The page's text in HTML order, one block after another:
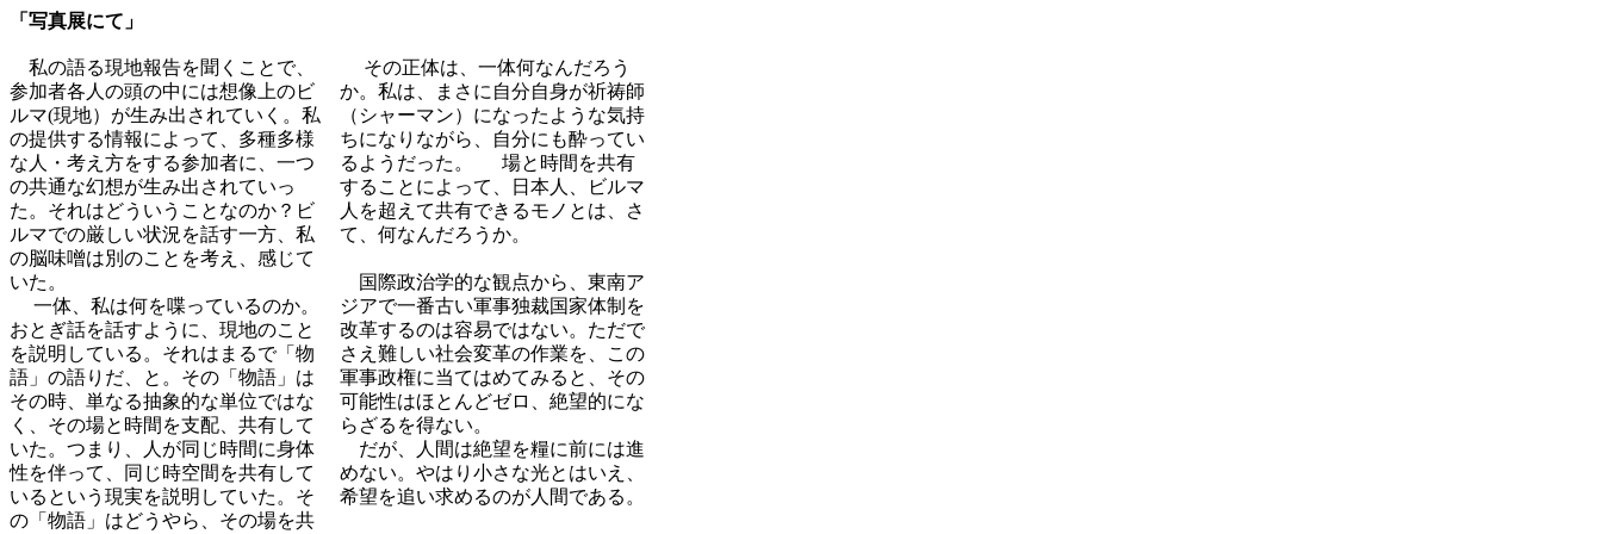
「写真展にて」
私の語る現地報告を聞くことで、
参加者各人の頭の中には想像上のビ
ルマ(現地）が生み出されていく。私
の提供する情報によって、多種多様
な人・考え方をする参加者に、一つ
の共通な幻想が生み出されていっ
た。それはどういうことなのか？ビ
ルマでの厳しい状況を話す一方、私
の脳味噌は別のことを考え、感じて
いた。
一体、私は何を喋っているのか。
おとぎ話を話すように、現地のこと
を説明している。それはまるで「物
語」の語りだ、と。その「物語」は
その時、単なる抽象的な単位ではな
く、その場と時間を支配、共有して
いた。つまり、人が同じ時間に身体
性を伴って、同じ時空間を共有して
いるという現実を説明していた。そ
の「物語」はどうやら、その場を共
その正体は、一体何なんだろう
か。私は、まさに自分自身が祈祷師
（シャーマン）になったような気持
ちになりながら、自分にも酔ってい
るようだった。 場と時間を共有
することによって、日本人、ビルマ
人を超えて共有できるモノとは、さ
て、何なんだろうか。
国際政治学的な観点から、東南ア
ジアで一番古い軍事独裁国家体制を
改革するのは容易ではない。ただで
さえ難しい社会変革の作業を、この
軍事政権に当てはめてみると、その
可能性はほとんどゼロ、絶望的にな
らざるを得ない。
だが、人間は絶望を糧に前には進
めない。やはり小さな光とはいえ、
希望を追い求めるのが人間である。